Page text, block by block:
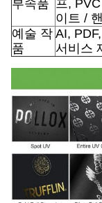
부속품 프,
이트 /
예술 작
품
AI,
서비스